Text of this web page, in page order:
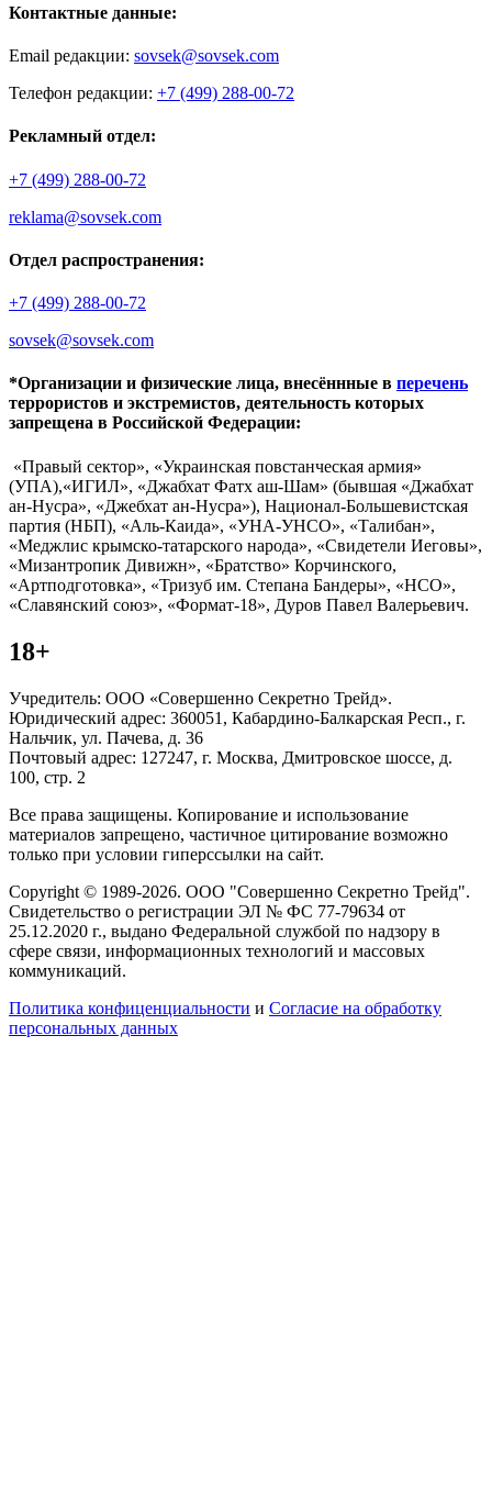
Контактные данные:
Email редакции: sovsek@sovsek.com
Телефон редакции: +7 (499) 288-00-72
Рекламный отдел:
+7 (499) 288-00-72
reklama@sovsek.com
Отдел распространения:
+7 (499) 288-00-72
sovsek@sovsek.com
*Организации и физические лица, внесённные в перечень
террористов и экстремистов, деятельность которых
запрещена в Российской Федерации:
«Правый сектор», «Украинская повстанческая армия»
(УПА),«ИГИЛ», «Джабхат Фатх аш-Шам» (бывшая «Джабхат
ан-Нусра», «Джебхат ан-Нусра»), Национал-Большевистская
партия (НБП), «Аль-Каида», «УНА-УНСО», «Талибан»,
«Меджлис крымско-татарского народа», «Свидетели Иеговы»,
«Мизантропик Дивижн», «Братство» Корчинского,
«Артподготовка», «Тризуб им. Степана Бандеры», «НСО»,
«Славянский союз», «Формат-18», Дуров Павел Валерьевич.
18+
Учредитель: ООО «Совершенно Секретно Трейд».
Юридический адрес: 360051, Кабардино-Балкарская Респ., г.
Нальчик, ул. Пачева, д. 36
Почтовый адрес: 127247, г. Москва, Дмитровское шоссе, д.
100, стр. 2
Все права защищены. Копирование и использование
материалов запрещено, частичное цитирование возможно
только при условии гиперссылки на сайт.
Copyright © 1989-2026. ООО "Совершенно Секретно Трейд".
Свидетельство о регистрации ЭЛ № ФС 77-79634 от
25.12.2020 г., выдано Федеральной службой по надзору в
сфере связи, информационных технологий и массовых
коммуникаций.
Политика конфиценциальности и Согласие на обработку
персональных данных